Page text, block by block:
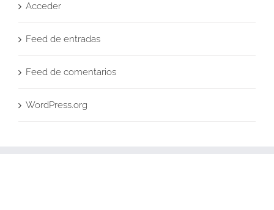
Acceder
Feed de entradas
Feed de comentarios
WordPress.org